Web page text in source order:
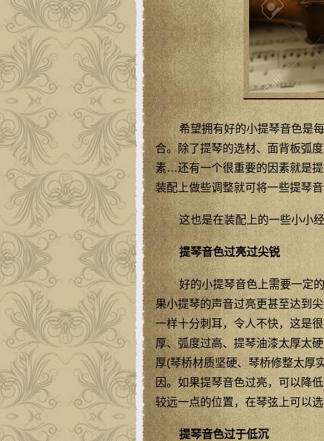
希望拥有好的小提琴音色是
合。除了提琴的选材、面背板弧度
素…还有一个很重要的因素就是
装配上做些调整就可将一些提琴
这也是在装配上的一些小小
提琴音色过亮过尖锐
好的小提琴音色上需要一定
果小提琴的声音过亮更甚至达到
一样十分刺耳，令人不快，这是
厚、弧度过高、提琴油漆太厚太
厚(琴桥材质坚硬、琴桥修整太厚
因。如果提琴音色过亮，可以降
较远一点的位置，在琴弦上可以
提琴音色过于低沉